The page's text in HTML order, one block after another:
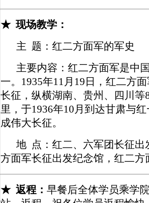
★ 现场教学 ：
主 题：红二方面军的军史
主要内容 ： 红二方面军是中
一。1935年11月19日，红二方
长征，纵横湖南、贵州、四川
里，于1936年10月到达甘肃与
成伟大长征。
地 点：红二、六军团长征出
方面军长征出发纪念馆，红二
★ 返程： 早餐后全体学员乘学